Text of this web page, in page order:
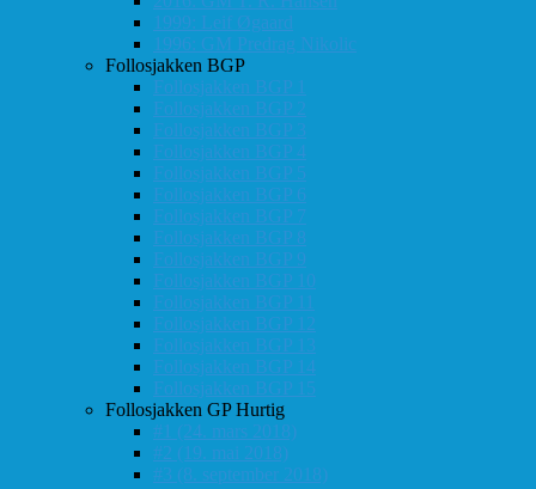
1999: Leif Øgaard
1996: GM Predrag Nikolic
Follosjakken BGP
Follosjakken BGP 1
Follosjakken BGP 2
Follosjakken BGP 3
Follosjakken BGP 4
Follosjakken BGP 5
Follosjakken BGP 6
Follosjakken BGP 7
Follosjakken BGP 8
Follosjakken BGP 9
Follosjakken BGP 10
Follosjakken BGP 11
Follosjakken BGP 12
Follosjakken BGP 13
Follosjakken BGP 14
Follosjakken BGP 15
Follosjakken GP Hurtig
#1 (24. mars 2018)
#2 (19. mai 2018)
#3 (8. september 2018)